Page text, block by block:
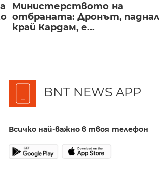
Министерството на
отбраната: Дронът, паднал
край Кардам, е...
BNT NEWS APP
Всичко най-важно в твоя телефон